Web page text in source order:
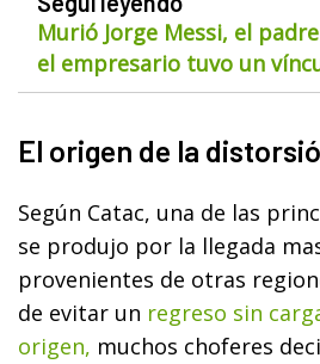
Murió Jorge Messi, el
el empresario tuvo un
El origen de la
Según Catac, una de las
se produjo por la llegada
provenientes de otras
de evitar un regreso sin
origen, muchos choferes